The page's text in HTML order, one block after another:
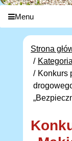
Menu
Strona
Konkurs